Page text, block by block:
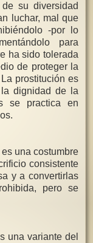
su diversidad
luchar, mal que
-por lo
para
ha sido tolerada
de proteger la
prostitución es
dignidad de la
se practica en
una costumbre
consistente
y a convertirlas
pero se
una variante del